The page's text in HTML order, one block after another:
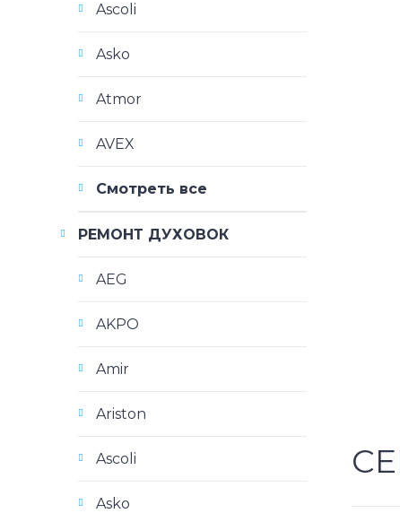
Ascoli
Asko
Atmor
AVEX
Смотреть все
РЕМОНТ ДУХОВОК
AEG
AKPO
Amir
Ariston
Ascoli
Asko